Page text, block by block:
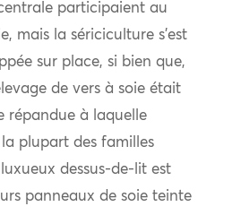
participaient au
mais la sériciculture s’est
sur place, si bien que,
de vers à soie était
répandue à laquelle
la plupart des familles
dessus-de-lit est
panneaux de soie teinte